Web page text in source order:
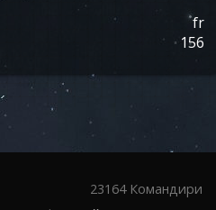
fr
156
23164 Командири